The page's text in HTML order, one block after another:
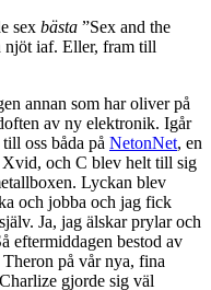
sex bästa ”Sex and the
njöt iaf. Eller, fram till
annan som har oliver på
av ny elektronik. Igår
oss båda på NetonNet, en
och C blev helt till sig
Lyckan blev
och jobba och jag fick
Ja, jag älskar prylar och
eftermiddagen bestod av
på vår nya, fina
gjorde sig väl